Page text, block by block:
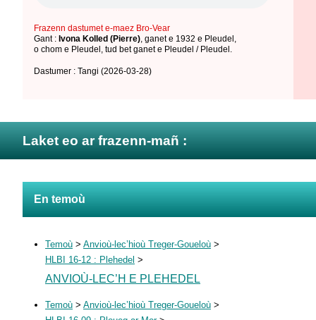
Frazenn dastumet e-maez Bro-Vear
Gant : Ivona Kolled (Pierre) ganet e 1932 e Pleudel
o chom e Pleudel
tud bet ganet e Pleudel / Pleudel
Dastumer : Tangi (2026-03-28)
Laket eo ar frazenn-mañ :
En temoù
Temoù > Anvioù-lec’hioù Treger-Goueloù >
HLBI 16-12 : Plehedel >
ANVIOÙ-LEC’H E PLEHEDEL
Temoù > Anvioù-lec’hioù Treger-Goueloù >